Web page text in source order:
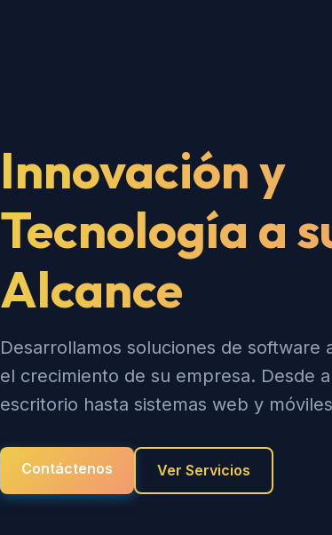
Innovación y
Tecnología a
Alcance
Desarrollamos soluciones de software
el crecimiento de su empresa. Desde
escritorio hasta sistemas web y
Contáctenos Ver Servicios